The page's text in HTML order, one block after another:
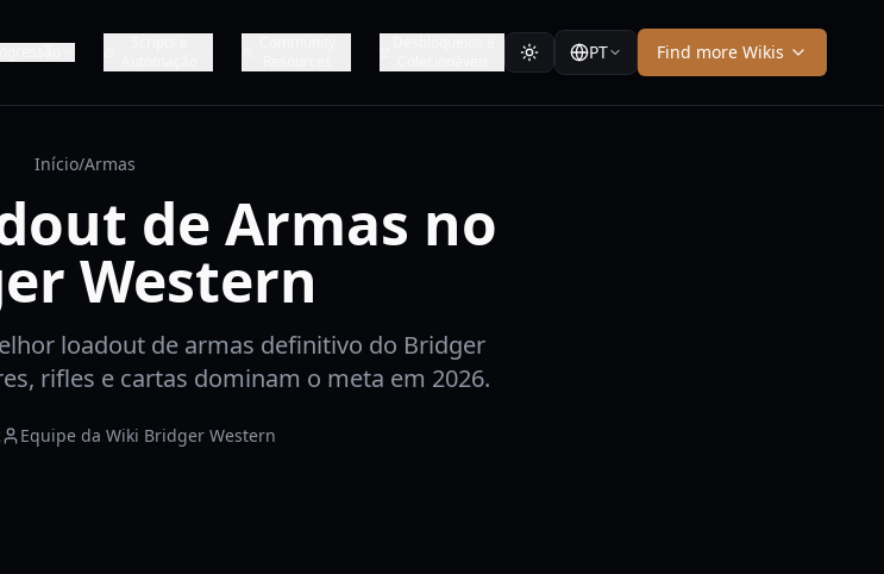
PT Find more Wikis
Início/Armas
de Armas no
Western
loadout de armas definitivo do Bridger
rifles e cartas dominam o meta em 2026.
Equipe da Wiki Bridger Western